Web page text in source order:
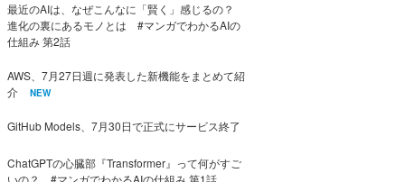
最近のAIは、なぜこんなに「賢く」感じるの？
進化の裏にあるモノとは #マンガでわかるAIの
仕組み 第2話
AWS、7月27日週に発表した新機能をまとめて紹
介
NEW
GitHub Models、7月30日で正式にサービス終了
ChatGPTの心臓部『Transformer』って何がすご
いの？ #マンガでわかるAIの仕組み 第1話